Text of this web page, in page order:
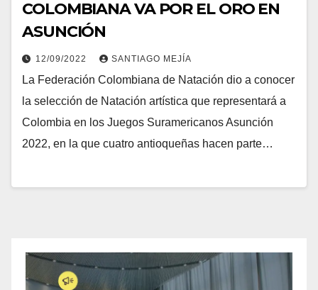
COLOMBIANA VA POR EL ORO EN
ASUNCIÓN
12/09/2022 SANTIAGO MEJÍA
La Federación Colombiana de Natación dio a conocer
la selección de Natación artística que representará a
Colombia en los Juegos Suramericanos Asunción
2022, en la que cuatro antioqueñas hacen parte…